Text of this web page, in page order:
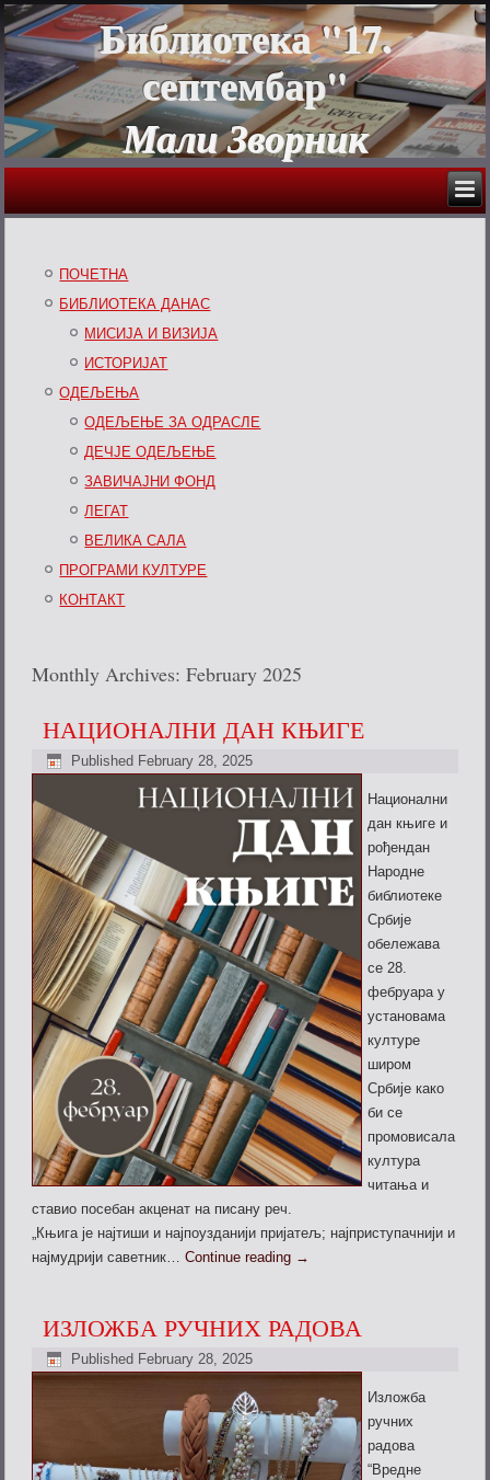
Библиотека "17.
септембар"
Мали Зворник
ПОЧЕТНА
БИБЛИОТЕКА ДАНАС
МИСИЈА И ВИЗИЈА
ИСТОРИЈАТ
ОДЕЉЕЊА
ОДЕЉЕЊЕ ЗА ОДРАСЛЕ
ДЕЧЈЕ ОДЕЉЕЊЕ
ЗАВИЧАЈНИ ФОНД
ЛЕГАТ
ВЕЛИКА САЛА
ПРОГРАМИ КУЛТУРЕ
КОНТАКТ
Monthly Archives:February 2025
НАЦИОНАЛНИ ДАН КЊИГЕ
Published February 28, 2025
Национални
дан књиге и
рођендан
Народне
библиотеке
Србије
обележава
се 28.
фебруара у
установама
културе
широм
Србије како
би се
промовисала
култура
читања и
ставио посебан акценат на писану реч.
„Књига је најтиши и најпоузданији пријатељ; најприступачнији и
најмудрији саветник…Continue reading →
ИЗЛОЖБА РУЧНИХ РАДОВА
Published February 28, 2025
Изложба
ручних
радова
“Вредне